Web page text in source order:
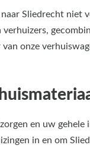
naar Sliedrecht
onze
en uw gehele
in en om